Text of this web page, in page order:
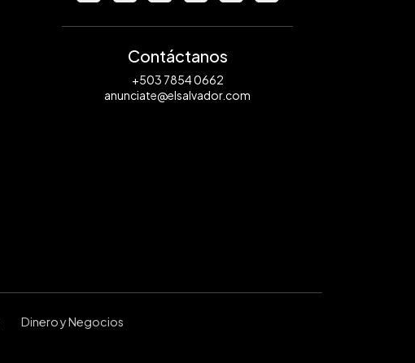
Contáctanos
+503 7854 0662
anunciate@elsalvador.com
Dinero y Negocios